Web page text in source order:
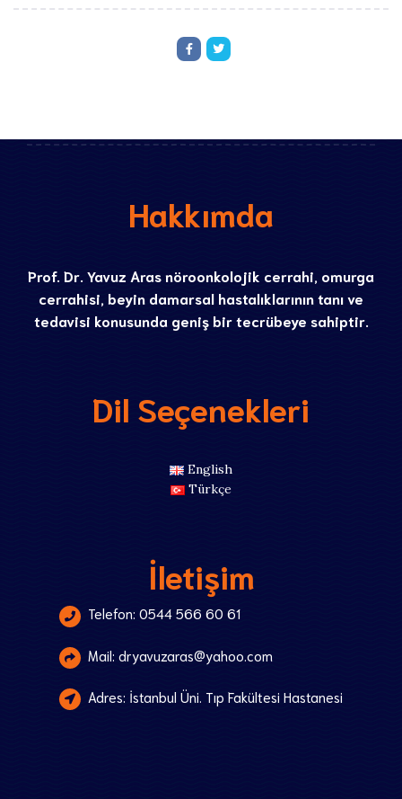
Hakkımda
Prof. Dr. Yavuz Aras nöroonkolojik cerrahi, omurga
cerrahisi, beyin damarsal hastalıklarının tanı ve
tedavisi konusunda geniş bir tecrübeye sahiptir.
Dil Seçenekleri
English
Türkçe
İletişim
Telefon: 0544 566 60 61
Mail: dryavuzaras@yahoo.com
Adres: İstanbul Üni. Tıp Fakültesi Hastanesi